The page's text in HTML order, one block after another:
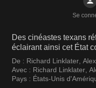
Se
Des cinéastes texans
éclairant ainsi cet État
De : Richard Linklater,
Avec : Richard Linklater,
Pays : États-Unis